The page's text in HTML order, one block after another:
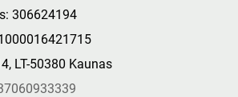
306624194
LT-50380 Kaunas